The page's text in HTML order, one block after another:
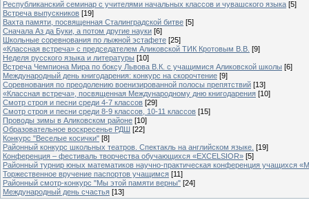
Республиканский семинар с учителями начальных классов и чувашского языка [5]
Встреча выпускников [19]
Вахта памяти, посвященная Сталинградской битве [5]
Сначала Аз да Буки, а потом другие науки [6]
Школьные соревнования по лыжной эстафете [25]
«Классная встреча» с председателем Аликовской ТИК Кротовым В.В. [9]
Неделя русского языка и литературы [10]
Встреча Чемпиона Мира по боксу Львова В.К. с учащимися Аликовской школы [6]
Международный день книгодарения: конкурс на скорочтение [9]
Cоревнования по преодолению военизированной полосы препятствий [13]
«Классная встреча», посвященная Международному дню книгодарения [10]
Смотр строя и песни среди 4-7 классов [29]
Смотр строя и песни среди 8-9 классов, 10-11 классов [15]
Проводы зимы в Аликовском районе [10]
Образовательное воскресенье РДШ [22]
Конкурс "Веселые косички" [8]
Районный конкурс школьных театров. Спектакль на английском языке. [19]
Конференция – фестиваль творчества обучающихся «EXCELSIOR» [5]
Районный турнир юных математиков научно-практическая конференция учащихся
Торжественное вручение паспортов учащимся [11]
Районный смотр-конкурс "Мы этой памяти верны" [24]
Международный день счастья [13]